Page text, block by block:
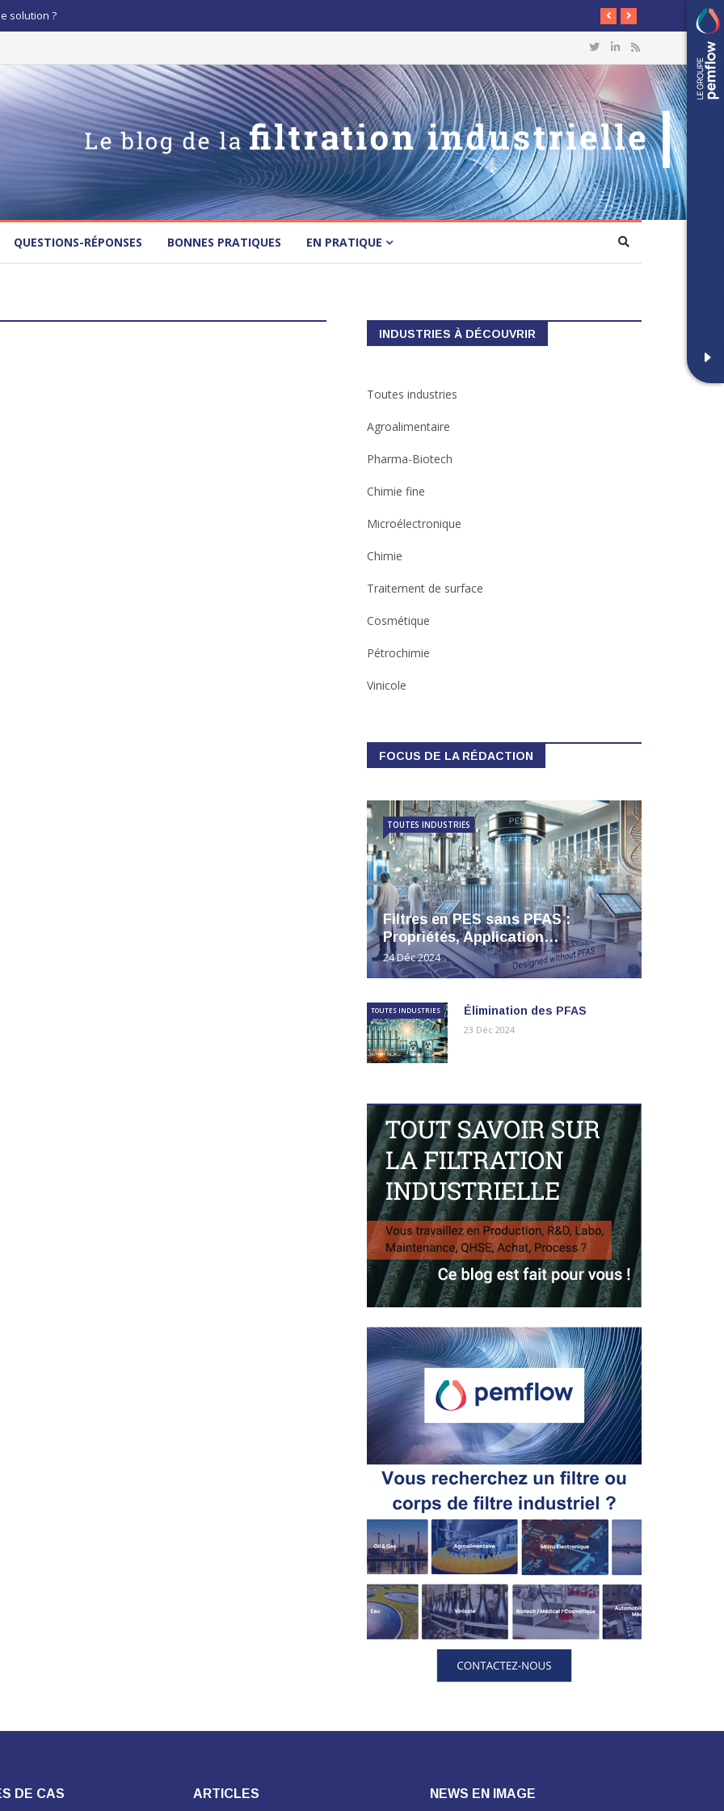
solution ?
QUESTIONS-RÉPONSES BONNES PRATIQUES EN PRATIQUE
INDUSTRIES À DÉCOUVRIR
Toutes industries
Agroalimentaire
Pharma-Biotech
Chimie fine
Microélectronique
Chimie
Traitement de surface
Cosmétique
Pétrochimie
Vinicole
FOCUS DE LA RÉDACTION
Filtres en PES sans PFAS :
Propriétés, Application…
24 Déc 2024
TOUTES INDUSTRIES
Élimination des PFAS
TOUTES INDUSTRIES
23 Déc 2024
DE CAS ARTICLES NEWS EN IMAGE